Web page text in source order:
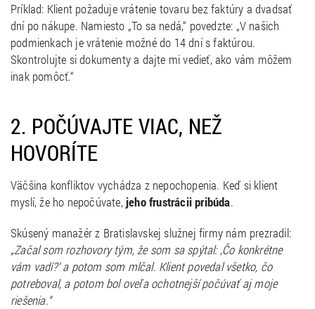
Príklad: Klient požaduje vrátenie tovaru bez faktúry a dvadsať
dní po nákupe. Namiesto „To sa nedá,“ povedzte: „V našich
podmienkach je vrátenie možné do 14 dní s faktúrou.
Skontrolujte si dokumenty a dajte mi vedieť, ako vám môžem
inak pomôcť.“
2. POČÚVAJTE VIAC, NEŽ
HOVORÍTE
Väčšina konfliktov vychádza z nepochopenia. Keď si klient
myslí, že ho nepočúvate, jeho frustrácii pribúda.
Skúsený manažér z Bratislavskej služnej firmy nám prezradil:
„Začal som rozhovory tým, že som sa spýtal: ‚Čo konkrétne
vám vadí?‘ a potom som mlčal. Klient povedal všetko, čo
potreboval, a potom bol oveľa ochotnejší počúvať aj moje
riešenia.“